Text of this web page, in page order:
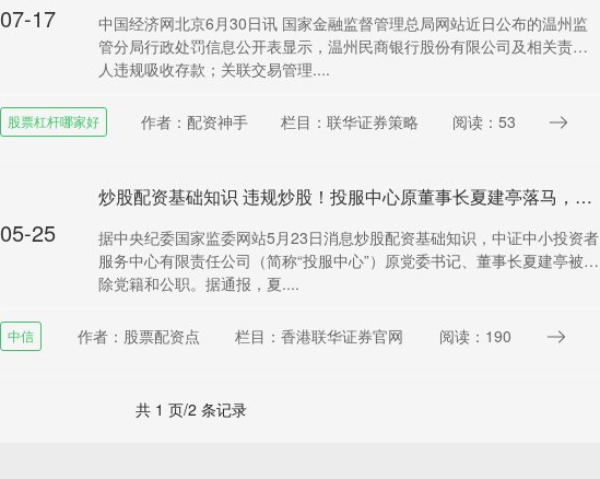
07-17
中国经济网北京6月30日讯 国家金融监督管理总局网站近日公布的温州监
管分局行政处罚信息公开表显示，温州民商银行股份有限公司及相关责任
人违规吸收存款；关联交易管理....
股票杠杆哪家好 作者：配资神手 栏目：联华证券策略 阅读：53
05-25
炒股配资基础知识 违规炒股！投服中心原董事长夏建亭落马，曾言投保需公益情怀
据中央纪委国家监委网站5月23日消息炒股配资基础知识，中证中小投资者
服务中心有限责任公司（简称“投服中心”）原党委书记、董事长夏建亭被开
除党籍和公职。据通报，夏....
中信 作者：股票配资点 栏目：香港联华证券官网 阅读：190
共 1 页/2 条记录